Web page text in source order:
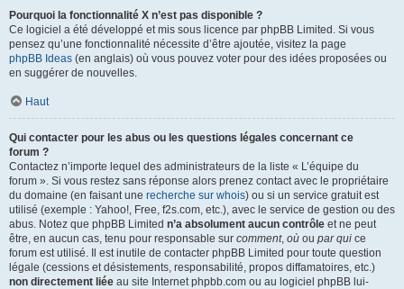
Pourquoi la fonctionnalité X n’est pas disponible ?
Ce logiciel a été développé et mis sous licence par phpBB Limited. Si vous
pensez qu’une fonctionnalité nécessite d’être ajoutée, visitez la page
phpBB Ideas (en anglais) où vous pouvez voter pour des idées proposées ou
en suggérer de nouvelles.
Haut
Qui contacter pour les abus ou les questions légales concernant ce
forum ?
Contactez n’importe lequel des administrateurs de la liste « L’équipe du
forum ». Si vous restez sans réponse alors prenez contact avec le propriétaire
du domaine (en faisant une recherche sur whois) ou si un service gratuit est
utilisé (exemple : Yahoo!, Free, f2s.com, etc.), avec le service de gestion ou des
abus. Notez que phpBB Limited n’a absolument aucun contrôle et ne peut
être, en aucun cas, tenu pour responsable sur comment, où ou par qui ce
forum est utilisé. Il est inutile de contacter phpBB Limited pour toute question
légale (cessions et désistements, responsabilité, propos diffamatoires, etc.)
non directement liée au site Internet phpbb.com ou au logiciel phpBB lui-